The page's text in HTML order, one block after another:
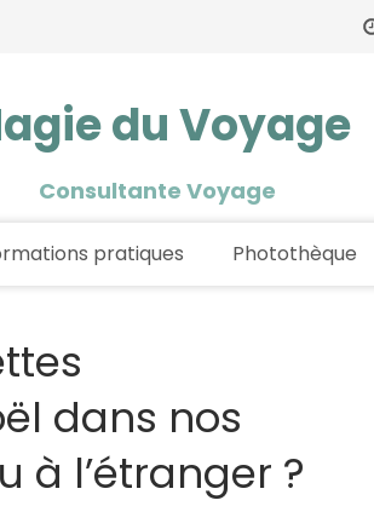
du Voyage
Consultante Voyage
pratiques Photothèque
dans nos
à l’étranger ?